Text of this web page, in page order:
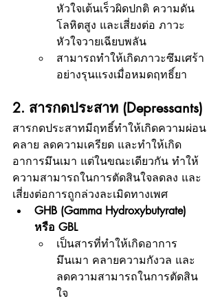
หัวใจเต้นเร็วผิดปกติ ความดัน
โลหิตสูง และเสี่ยงต่อ ภาวะ
หัวใจวายเฉียบพลัน
สามารถทำให้เกิดภาวะซึมเศร้า
อย่างรุนแรงเมื่อหมดฤทธิ์ยา
2. สารกดประสาท (Depressants)
สารกดประสาทมีฤทธิ์ทำให้เกิดความผ่อน
คลาย ลดความเครียด และทำให้เกิด
อาการมึนเมา แต่ในขณะเดียวกัน ทำให้
ความสามารถในการตัดสินใจลดลง และ
เสี่ยงต่อการถูกล่วงละเมิดทางเพศ
GHB (Gamma Hydroxybutyrate)
หรือ GBL
เป็นสารที่ทำให้เกิดอาการ
มึนเมา คลายความกังวล และ
ลดความสามารถในการตัดสิน
ใจ